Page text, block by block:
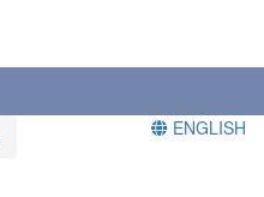
ENGLISH